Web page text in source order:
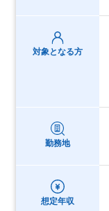
対象となる方
勤務地
想定年収